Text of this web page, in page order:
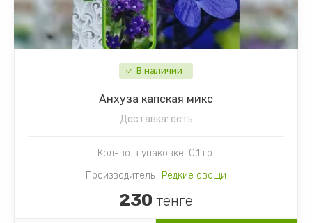
В наличии
Анхуза капская микс
Доставка: есть
Кол-во в упаковке: 0,1 гр.
Производитель
Редкие овощи
230 тенге